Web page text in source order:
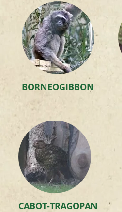
BORNEOGIBBON
CABOT-TRAGOPAN